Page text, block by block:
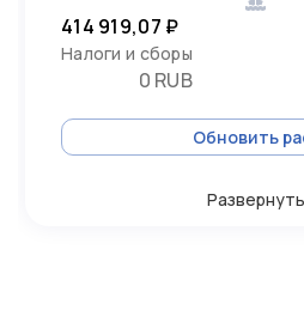
414 919,07 ₽
Налоги и сборы
0 RUB
Обновить
Развернуть